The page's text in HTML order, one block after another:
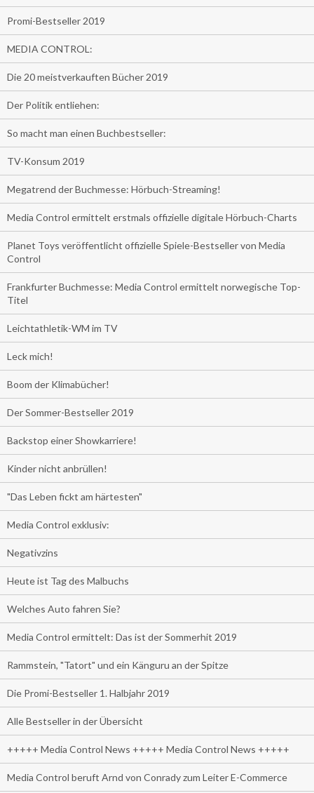
Promi-Bestseller 2019
MEDIA CONTROL:
Die 20 meistverkauften Bücher 2019
Der Politik entliehen:
So macht man einen Buchbestseller:
TV-Konsum 2019
Megatrend der Buchmesse: Hörbuch-Streaming!
Media Control ermittelt erstmals offizielle digitale Hörbuch-Charts
Planet Toys veröffentlicht offizielle Spiele-Bestseller von Media
Control
Frankfurter Buchmesse: Media Control ermittelt norwegische Top-
Titel
Leichtathletik-WM im TV
Leck mich!
Boom der Klimabücher!
Der Sommer-Bestseller 2019
Backstop einer Showkarriere!
Kinder nicht anbrüllen!
"Das Leben fickt am härtesten"
Media Control exklusiv:
Negativzins
Heute ist Tag des Malbuchs
Welches Auto fahren Sie?
Media Control ermittelt: Das ist der Sommerhit 2019
Rammstein, "Tatort" und ein Känguru an der Spitze
Die Promi-Bestseller 1. Halbjahr 2019
Alle Bestseller in der Übersicht
+++++ Media Control News +++++ Media Control News +++++
Media Control beruft Arnd von Conrady zum Leiter E-Commerce